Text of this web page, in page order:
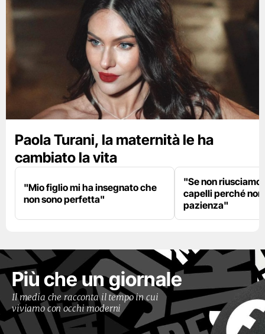
Paola Turani, la maternità le ha
cambiato la vita
"Mio figlio mi ha insegnato che
non sono perfetta"
"Se non riusciamo
capelli perché
pazienza"
Più che un giornale
Il media che racconta il tempo in cui
viviamo con occhi moderni